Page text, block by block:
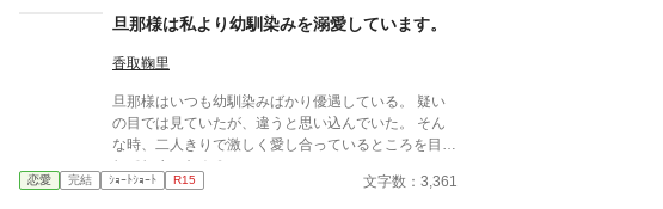
う・・・？ 何故、私を愛するふりをするのですか？
[登場人物] セレア・シャルロット・・・伯爵令嬢。ノ
ア・ヴィアーズの婚約者。ノアのことを建前ではなく
族。セレア・シャルロットの婚約者。 リア・セルナ
ード・・・男爵令嬢。ノア・ヴィアーズと恋仲である
と噂が立っている。 アレン・シールベルト・・・伯
爵家の一人息子。セレアとは幼い頃から仲が良い友
達。実はセレアのことを・・・？
旦那様は私より幼馴染みを溺愛しています。
香取鞠里
旦那様はいつも幼馴染みばかり優遇している。 疑い
の目では見ていたが、違うと思い込んでいた。 そん
な時、二人きりで激しく愛し合っているところを目に
してしまった！？
恋愛 完結 ｼｮｰﾄｼｮｰﾄ R15 文字数：3,361